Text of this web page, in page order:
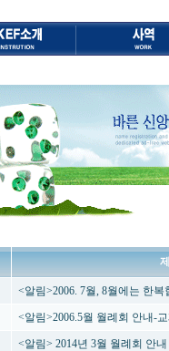
<알림>2006. 7월, 8월에는 한
<알림>2006.5월 월례회 안내-
<알림> 2014년 3월 월례회 안